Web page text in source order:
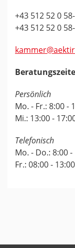
+43 512 52 0
+43 512 52 0
Persönlich
Mo. - Fr.: 8:00 -
Mi.: 13:00 -
Telefonisch
Mo. - Do.: 8:00
Fr.: 08:00 -